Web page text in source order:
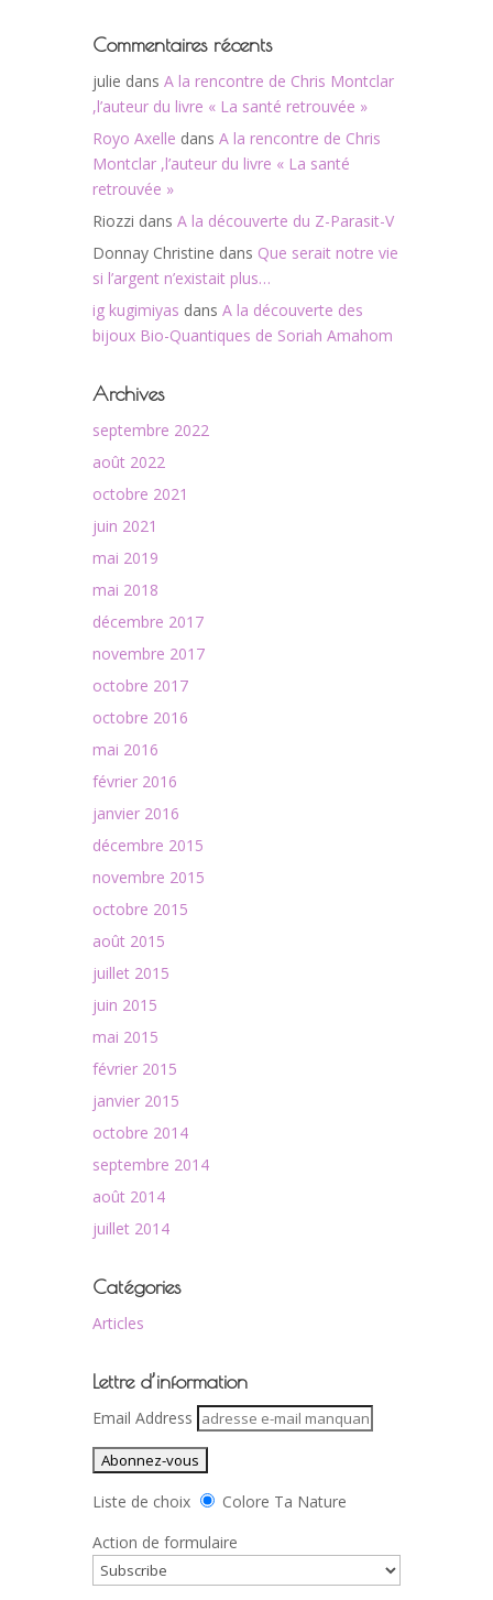
Commentaires récents
julie dans A la rencontre de Chris Montclar
,l’auteur du livre « La santé retrouvée »
Royo Axelle dans A la rencontre de Chris
Montclar ,l’auteur du livre « La santé
retrouvée »
Riozzi dans A la découverte du Z-Parasit-V
Donnay Christine dans Que serait notre vie
si l’argent n’existait plus…
ig kugimiyas dans A la découverte des
bijoux Bio-Quantiques de Soriah Amahom
Archives
septembre 2022
août 2022
octobre 2021
juin 2021
mai 2019
mai 2018
décembre 2017
novembre 2017
octobre 2017
octobre 2016
mai 2016
février 2016
janvier 2016
décembre 2015
novembre 2015
octobre 2015
août 2015
juillet 2015
juin 2015
mai 2015
février 2015
janvier 2015
octobre 2014
septembre 2014
août 2014
juillet 2014
Catégories
Articles
Lettre d’information
Email Address
Liste de choix
Colore Ta Nature
Action de formulaire